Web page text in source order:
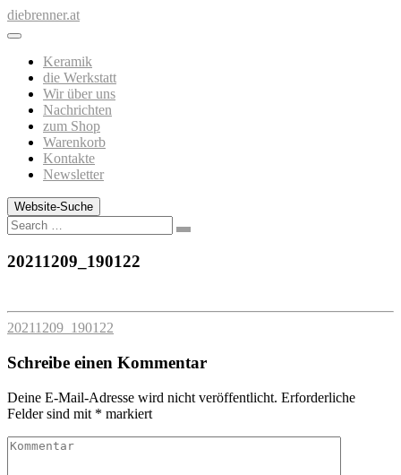
Zum
Inhalt
diebrenner.at
Keramik
die Werkstatt
Wir über uns
Nachrichten
zum Shop
Warenkorb
Kontakte
Newsletter
Website-Suche
Search
20211209_190122
20211209_190122
Schreibe einen Kommentar
Deine E-Mail-Adresse wird nicht veröffentlicht. Erforderliche
Felder sind mit * markiert